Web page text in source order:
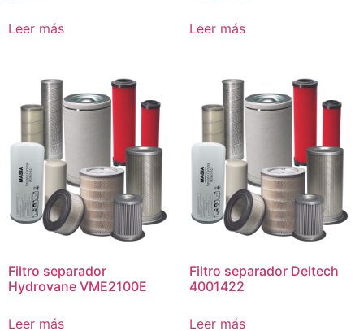
Leer más Leer más
Filtro separador
Hydrovane VME2100E
Leer más
Filtro separador Deltech
4001422
Leer más